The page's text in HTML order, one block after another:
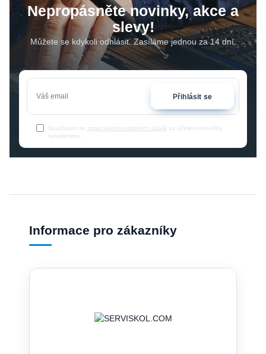
Nepropásněte novinky, akce a
slevy!
Můžete se kdykoli odhlásit. Zasíláme jednou za 14 dní.
Přihlásit se
Souhlasím se zpracováním osobních údajů za účelem rozesílky
newsletteru.
Informace pro zákazníky